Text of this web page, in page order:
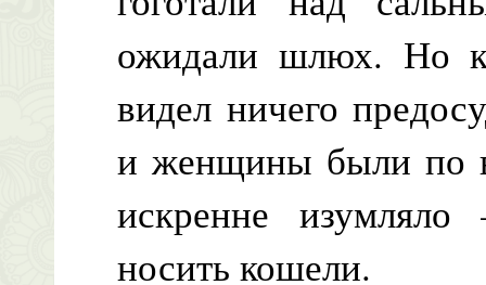
ожидали шлюх. Но
видел ничего
и женщины были по
искренне
носить кошели.